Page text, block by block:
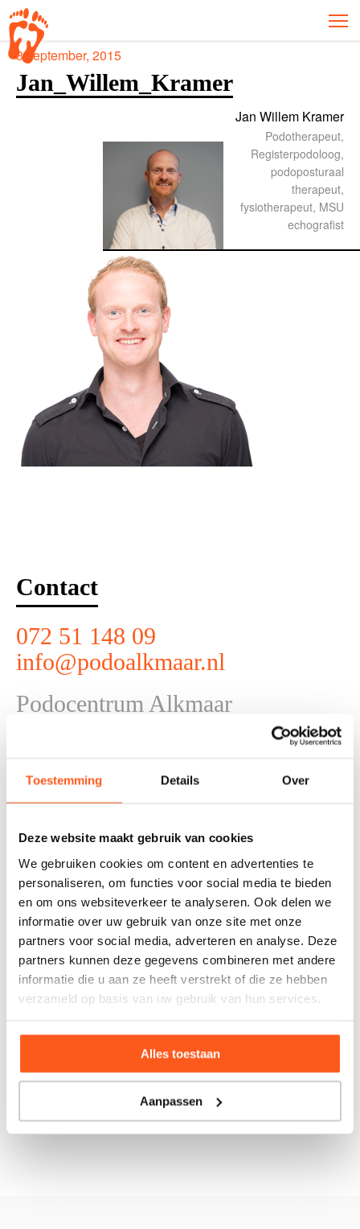
Toestemming Details Over
Deze website maakt gebruik van cookies
We gebruiken cookies om content en advertenties te
personaliseren, om functies voor social media te bieden
en om ons websiteverkeer te analyseren. Ook delen we
informatie over uw gebruik van onze site met onze
partners voor social media, adverteren en analyse. Deze
partners kunnen deze gegevens combineren met andere
informatie die u aan ze heeft verstrekt of die ze hebben
verzameld op basis van uw gebruik van hun services.
Alles toestaan
Aanpassen
3 september, 2015
Jan_Willem_Kramer
Jan Willem Kramer
Podotherapeut,
Registerpodoloog,
podoposturaal
therapeut,
fysiotherapeut, MSU
echografist
Contact
072 51 148 09
info@podoalkmaar.nl
Podocentrum Alkmaar
Naam *
E-mailadres *
Telefoonnummer
Bericht *